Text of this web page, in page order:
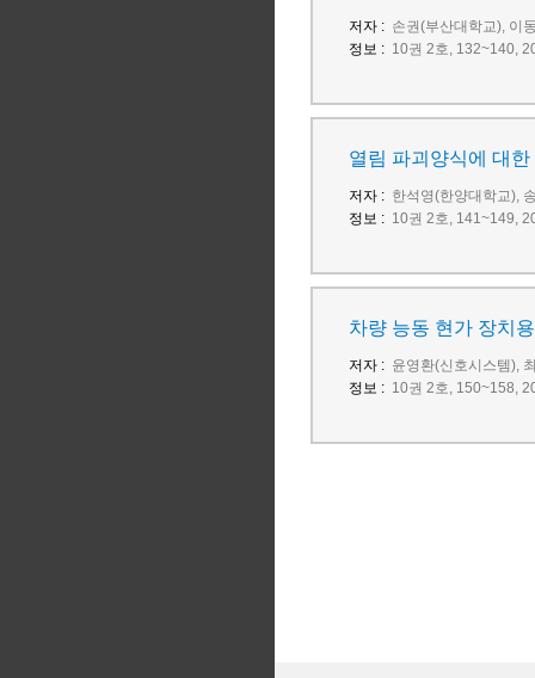
저자 : 손권(부산대학교), 이
정보 : 10권 2호, 132~140,
열림 파괴양식에 대
저자 : 한석영(한양대학교),
정보 : 10권 2호, 141~149,
차량 능동 현가 장치
저자 : 윤영환(신호시스템),
정보 : 10권 2호, 150~158,